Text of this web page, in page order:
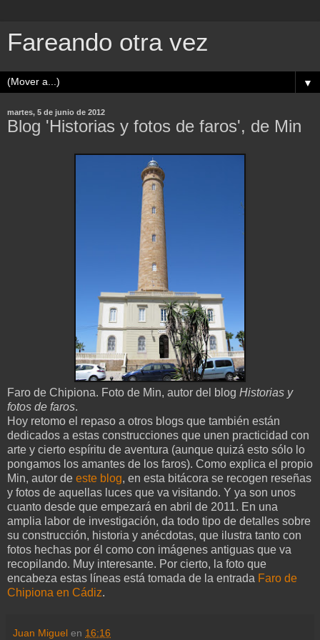
Fareando otra vez
▼
martes, 5 de junio de 2012
Blog 'Historias y fotos de faros', de Min
Faro de Chipiona. Foto de Min, autor del blog Historias y
fotos de faros.
Hoy retomo el repaso a otros blogs que también están
dedicados a estas construcciones que unen practicidad con
arte y cierto espíritu de aventura (aunque quizá esto sólo lo
pongamos los amantes de los faros). Como explica el propio
Min, autor de este blog, en esta bitácora se recogen reseñas
y fotos de aquellas luces que va visitando. Y ya son unos
cuanto desde que empezará en abril de 2011. En una
amplia labor de investigación, da todo tipo de detalles sobre
su construcción, historia y anécdotas, que ilustra tanto con
fotos hechas por él como con imágenes antiguas que va
recopilando. Muy interesante. Por cierto, la foto que
encabeza estas líneas está tomada de la entrada Faro de
Chipiona en Cádiz.
Juan Miguel en 16:16